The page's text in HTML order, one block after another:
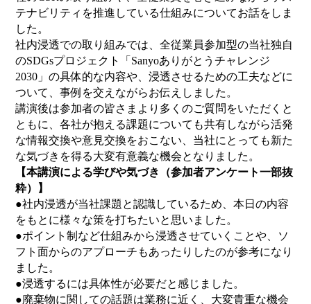
テナビリティを推進している仕組みについてお話をしま
した。
社内浸透での取り組みでは、全従業員参加型の当社独自
のSDGsプロジェクト「Sanyoありがとうチャレンジ
2030」の具体的な内容や、浸透させるための工夫などに
ついて、事例を交えながらお伝えしました。
講演後は参加者の皆さまより多くのご質問をいただくと
ともに、各社が抱える課題についても共有しながら活発
な情報交換や意見交換をおこない、当社にとっても新た
な気づきを得る大変有意義な機会となりました。
【本講演による学びや気づき（参加者アンケート一部抜
粋）】
●社内浸透が当社課題と認識しているため、本日の内容
をもとに様々な策を打ちたいと思いました。
●ポイント制など仕組みから浸透させていくことや、ソ
フト面からのアプローチもあったりしたのが参考になり
ました。
●浸透するには具体性が必要だと感じました。
●廃棄物に関しての話題は業務に近く、大変貴重な機会